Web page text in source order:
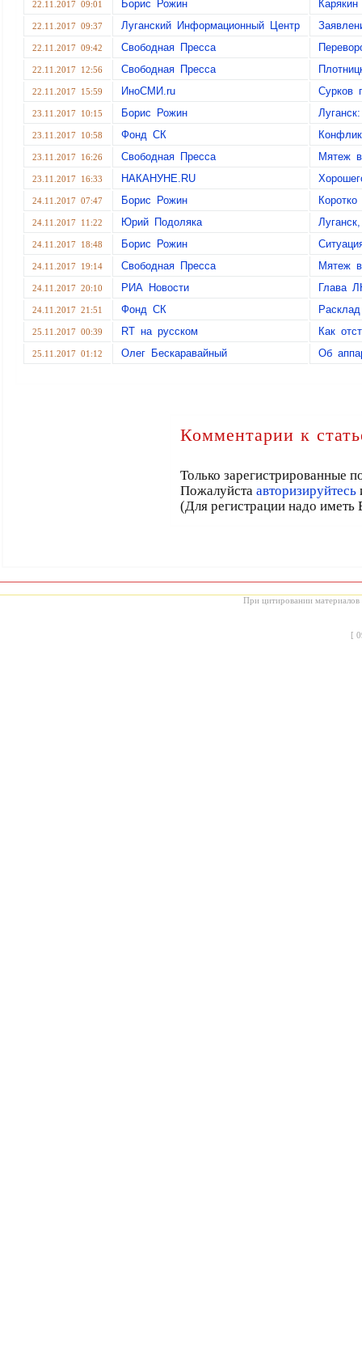
22.11.2017 09:01 Борис Рожин
22.11.2017 09:37 Луганский Информационный Центр
22.11.2017 09:42 Свободная Пресса
22.11.2017 12:56 Свободная Пресса
22.11.2017 15:59 ИноСМИ.ru Сурков
23.11.2017 10:15 Борис Рожин
23.11.2017 10:58 Фонд СК
23.11.2017 16:26 Свободная Пресса Мятеж
23.11.2017 16:33 НАКАНУНЕ.RU
24.11.2017 07:47 Борис Рожин
24.11.2017 11:22 Юрий Подоляка
24.11.2017 18:48 Борис Рожин
24.11.2017 19:14 Свободная Пресса Мятеж в
24.11.2017 20:10 РИА Новости Глава
24.11.2017 21:51 Фонд СК
25.11.2017 00:39 RT на русском Как
25.11.2017 01:12 Олег Бескаравайный Об
Комментарии к
Только зарегистрированные
Пожалуйста авторизируйтесь
(Для регистрации надо
При цитировании материалов
[